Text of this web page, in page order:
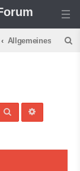
Allgemeines
Suche